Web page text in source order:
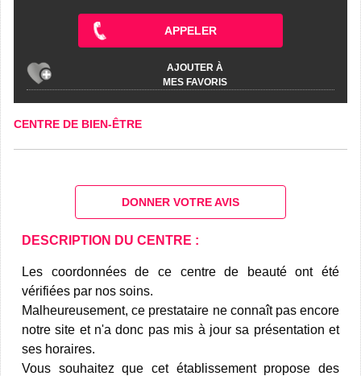
APPELER
AJOUTER À
MES FAVORIS
CENTRE DE BIEN-ÊTRE
DONNER VOTRE AVIS
DESCRIPTION DU CENTRE :
Les coordonnées de ce centre de beauté ont été
vérifiées par nos soins.
Malheureusement, ce prestataire ne connaît pas encore
notre site et n'a donc pas mis à jour sa présentation et
ses horaires.
Vous souhaitez que cet établissement propose des